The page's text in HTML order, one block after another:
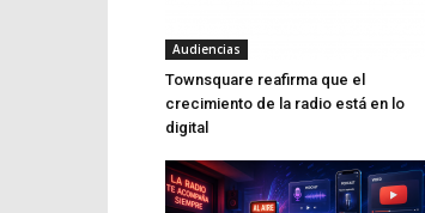
Audiencias
Townsquare reafirma que el
crecimiento de la radio está en lo
digital